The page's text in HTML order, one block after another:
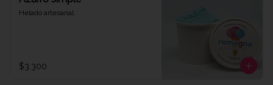
Helado artesanal
$3.300